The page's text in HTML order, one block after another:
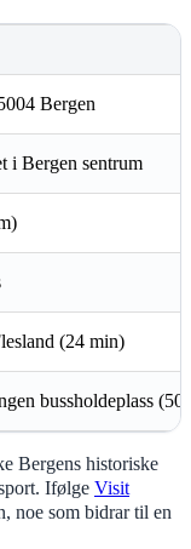
Bergen
i Bergen sentrum
(24 min)
bussholdeplass
Bergens historiske
Ifølge Visit
noe som bidrar til en